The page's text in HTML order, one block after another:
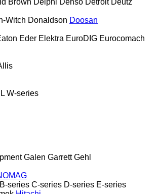
Witch Donaldson Doosan
Eder Elektra EuroDIG Eurocomach
W-series
Galen Garrett Gehl
B-series C-series D-series E-series